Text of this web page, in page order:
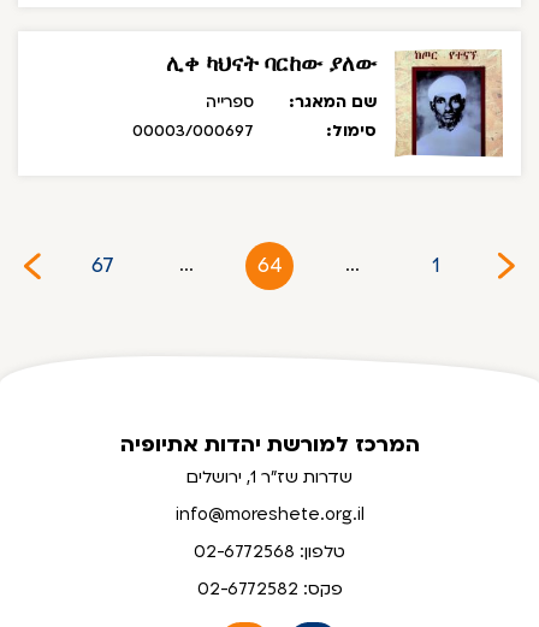
ሊቀ ካህናት ባርከው ያለው
שם המאגר:
ספרייה
סימול:
00003/000697
1
...
64
...
67
המרכז למורשת יהדות אתיופיה
שדרות שז"ר 1, ירושלים
info@moreshete.org.il
טלפון: 02-6772568
פקס: 02-6772582